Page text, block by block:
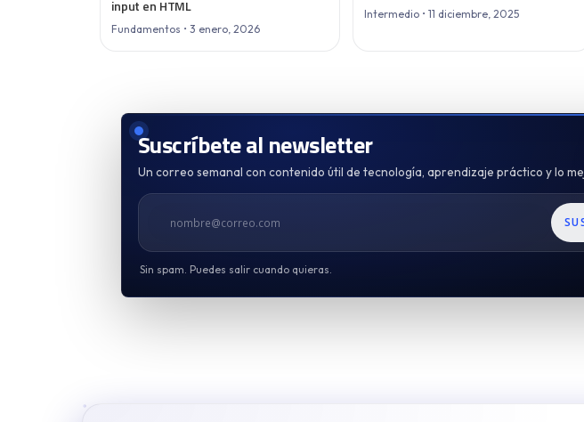
input en HTML
Fundamentos • 3 enero, 2026
Intermedio • 11 diciembre, 2025
Suscríbete al newsletter
Un correo semanal con contenido útil de tecnología, aprendizaje práctico y lo
Tu correo
Sin spam. Puedes salir cuando quieras.